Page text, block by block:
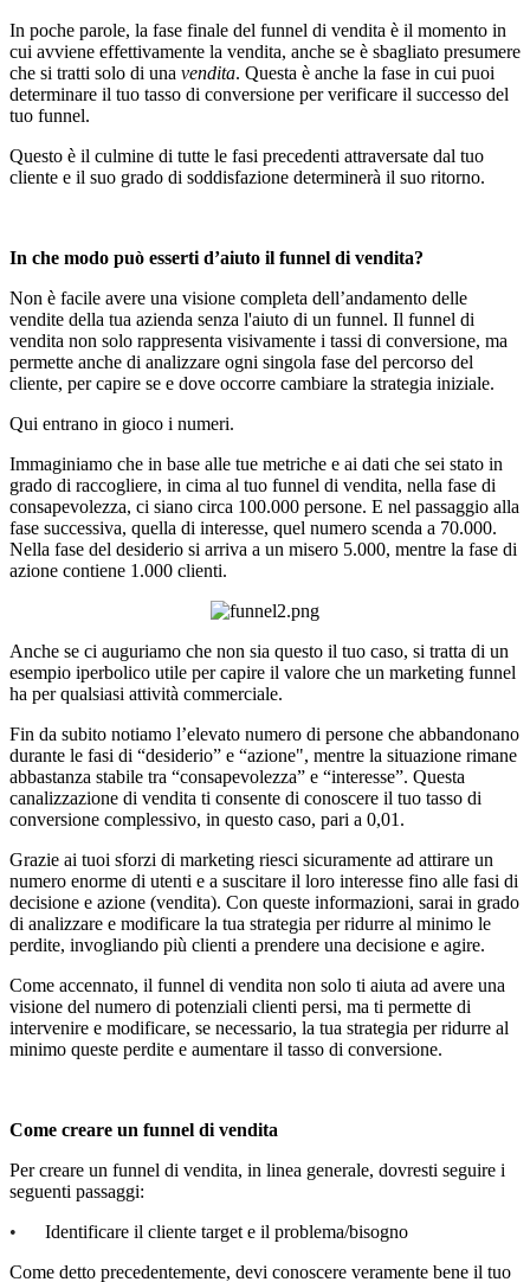
In poche parole, la fase finale del funnel di vendita è il momento in
cui avviene effettivamente la vendita, anche se è sbagliato presumere
che si tratti solo di una vendita. Questa è anche la fase in cui puoi
determinare il tuo tasso di conversione per verificare il successo del
tuo funnel.
Questo è il culmine di tutte le fasi precedenti attraversate dal tuo
cliente e il suo grado di soddisfazione determinerà il suo ritorno.
In che modo può esserti d’aiuto il funnel di vendita?
Non è facile avere una visione completa dell’andamento delle
vendite della tua azienda senza l'aiuto di un funnel. Il funnel di
vendita non solo rappresenta visivamente i tassi di conversione, ma
permette anche di analizzare ogni singola fase del percorso del
cliente, per capire se e dove occorre cambiare la strategia iniziale.
Qui entrano in gioco i numeri.
Immaginiamo che in base alle tue metriche e ai dati che sei stato in
grado di raccogliere, in cima al tuo funnel di vendita, nella fase di
consapevolezza, ci siano circa 100.000 persone. E nel passaggio alla
fase successiva, quella di interesse, quel numero scenda a 70.000.
Nella fase del desiderio si arriva a un misero 5.000, mentre la fase di
azione contiene 1.000 clienti.
Anche se ci auguriamo che non sia questo il tuo caso, si tratta di un
esempio iperbolico utile per capire il valore che un marketing funnel
ha per qualsiasi attività commerciale.
Fin da subito notiamo l’elevato numero di persone che abbandonano
durante le fasi di “desiderio” e “azione", mentre la situazione rimane
abbastanza stabile tra “consapevolezza” e “interesse”. Questa
canalizzazione di vendita ti consente di conoscere il tuo tasso di
conversione complessivo, in questo caso, pari a 0,01.
Grazie ai tuoi sforzi di marketing riesci sicuramente ad attirare un
numero enorme di utenti e a suscitare il loro interesse fino alle fasi di
decisione e azione (vendita). Con queste informazioni, sarai in grado
di analizzare e modificare la tua strategia per ridurre al minimo le
perdite, invogliando più clienti a prendere una decisione e agire.
Come accennato, il funnel di vendita non solo ti aiuta ad avere una
visione del numero di potenziali clienti persi, ma ti permette di
intervenire e modificare, se necessario, la tua strategia per ridurre al
minimo queste perdite e aumentare il tasso di conversione.
Come creare un funnel di vendita
Per creare un funnel di vendita, in linea generale, dovresti seguire i
seguenti passaggi:
• Identificare il cliente target e il problema/bisogno
Come detto precedentemente, devi conoscere veramente bene il tuo